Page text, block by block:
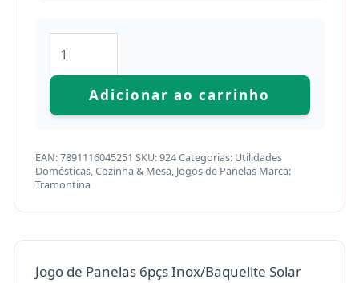
Adicionar ao carrinho
EAN:7891116045251 SKU:924Categorias: Utilidades
Domésticas, Cozinha & Mesa Jogos de Panelas Marca:
Tramontina
Jogo de Panelas 6pçs Inox/Baquelite Solar